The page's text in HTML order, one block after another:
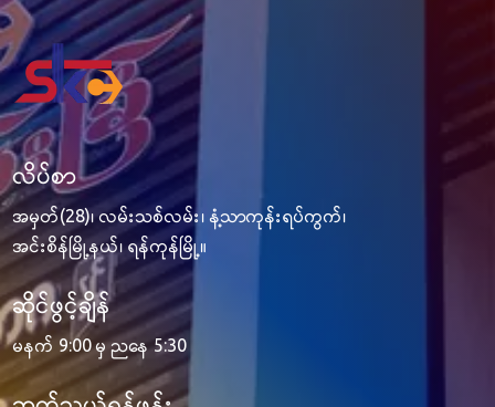
လိပ်စာ
အမှတ်(28)၊ လမ်းသစ်လမ်း၊ နံ့သာကုန်းရပ်ကွက်၊
အင်းစိန်မြို့နယ်၊ ရန်ကုန်မြို့။
ဆိုင်ဖွင့်ချိန်
မနက် 9:00 မှ ညနေ 5:30